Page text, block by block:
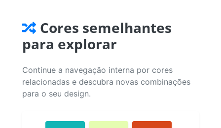
Cores semelhantes
para explorar
Continue a navegação interna por cores
relacionadas e descubra novas combinações
para o seu design.